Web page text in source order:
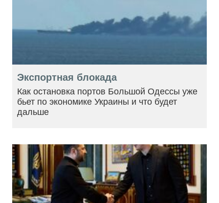
Экспортная блокада
Как остановка портов Большой Одессы уже
бьет по экономике Украины и что будет
дальше